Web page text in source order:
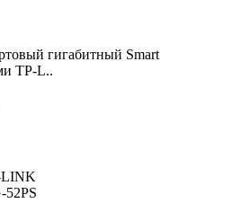
гигабитный Smart
TP-L..
LINK
52PS